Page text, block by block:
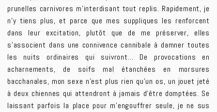
prunelles carnivores m’interdisant tout replis. Rapidement, je
n’y tiens plus, et parce que mes suppliques les renforcent
dans leur excitation, plutôt que de me préserver, elles
s’associent dans une connivence cannibale à damner toutes
les nuits ordinaires qui suivront… De provocations en
acharnements, de soifs mal étanchées en morsures
bacchanales, mon sexe n’est plus rien qu’un os, un jouet jeté
à deux chiennes qui attendront à jamais d’être domptées. Se
laissant parfois la place pour m’engouffrer seule, je ne sus